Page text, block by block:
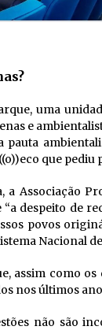
uma
e
pauta
que pediu
a Associação
“a despeito de
povos
Nacional
assim como
nos últimos
não são